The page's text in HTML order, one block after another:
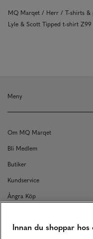
MQ Marqet Herr T-shirts &
Lyle & Scott Tipped t-shirt Z99
Meny
Om MQ Marqet
Bli Medlem
Butiker
Kundservice
Ångra Köp
Returer
Innan du shoppar hos